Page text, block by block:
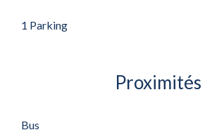
1 Parking
Proximités
Bus